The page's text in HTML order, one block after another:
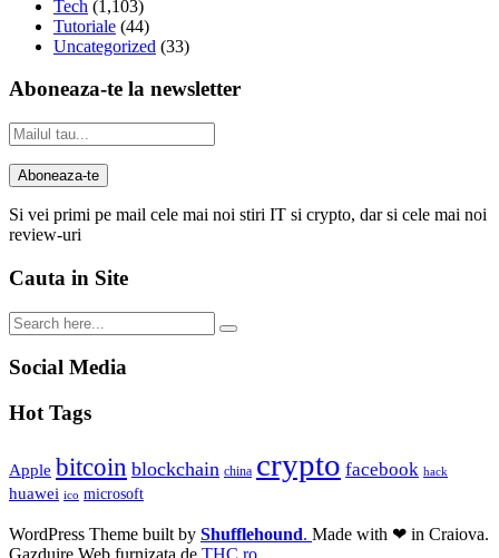
Tech (1,103)
Tutoriale (44)
Uncategorized (33)
Aboneaza-te la newsletter
Si vei primi pe mail cele mai noi stiri IT si crypto, dar si cele mai noi
review-uri
Cauta in Site
Social Media
Hot Tags
Apple bitcoin blockchain china crypto facebook hack
huawei ico microsoft
WordPress Theme built by Shufflehound. Made with ❤ in Craiova.
Gazduire Web furnizata de THC.ro